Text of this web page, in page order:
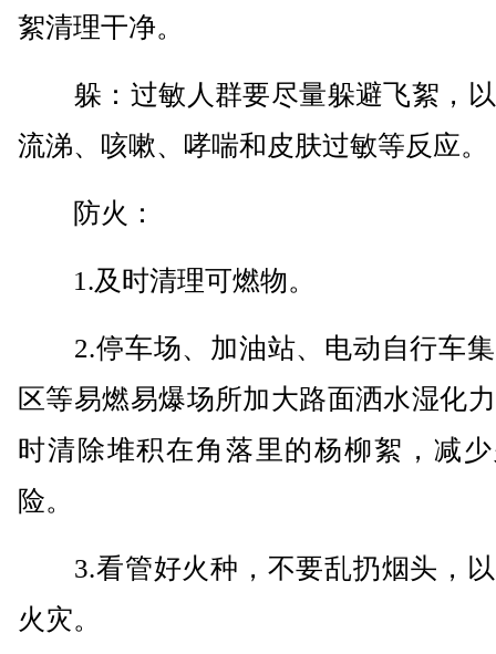
絮清理干净。
躲：过敏人群要尽量躲避飞絮，
流涕、咳嗽、哮喘和皮肤过敏等反应。
防火：
1.及时清理可燃物。
2.停车场、加油站、电动自行车集
区等易燃易爆场所加大路面洒水湿化
时清除堆积在角落里的杨柳絮，减
险。
3.看管好火种，不要乱扔烟头，以
火灾。